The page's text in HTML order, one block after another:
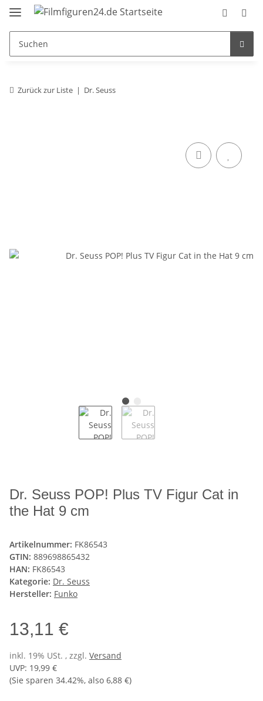
Zurück zur Liste Dr. Seuss
Dr. Seuss POP! Plus TV Figur Cat in
the Hat 9 cm
Artikelnummer: FK86543
GTIN: 889698865432
HAN: FK86543
Kategorie: Dr. Seuss
Hersteller: Funko
13,11 €
inkl. 19% USt. , zzgl. Versand
UVP: 19,99 €
(Sie sparen 34.42%, also 6,88 €)